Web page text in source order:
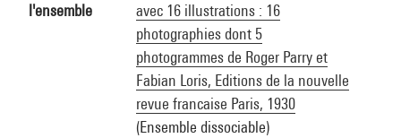
l'ensemble
avec 16 illustrations : 16
photographies dont 5
photogrammes de Roger Parry et
Fabian Loris, Editions de la nouvelle
revue francaise Paris, 1930
(Ensemble dissociable)